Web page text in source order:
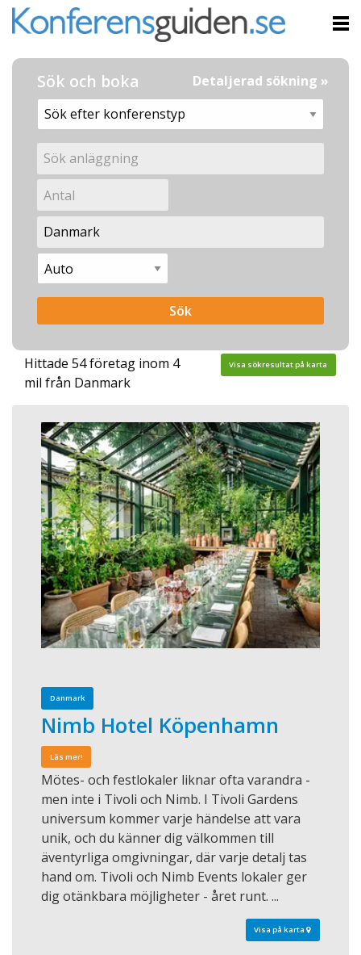
Sök och boka Detaljerad sökning »
Hittade 54 företag inom 4
mil från Danmark
Visa sökresultat på karta
Danmark
Nimb Hotel Köpenhamn
Läs mer!
Mötes- och festlokaler liknar ofta varandra -
men inte i Tivoli och Nimb. I Tivoli Gardens
universum kommer varje händelse att vara
unik, och du känner dig välkommen till
äventyrliga omgivningar, där varje detalj tas
hand om. Tivoli och Nimb Events lokaler ger
dig otänkbara möjligheter - året runt. ...
Visa på karta